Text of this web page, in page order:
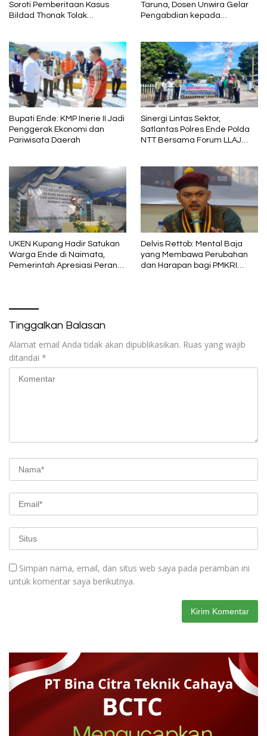
Soroti Pemberitaan Kasus
Bildad Thonak Tolak
Taruna, Dosen Unwira Gelar
Pengabdian kepada
Bupati Ende: KMP Inerie II Jadi
Penggerak Ekonomi dan
Pariwisata Daerah
Sinergi Lintas Sektor,
Satlantas Polres Ende Polda
NTT Bersama Forum LLAJ
UKEN Kupang Hadir Satukan
Warga Ende di Naimata,
Pemerintah Apresiasi Peran
Delvis Rettob: Mental Baja
yang Membawa Perubahan
dan Harapan bagi PMKRI
Tinggalkan Balasan
Alamat email Anda tidak akan dipublikasikan. Ruas yang wajib
ditandai *
Simpan nama, email, dan situs web saya pada peramban ini
untuk komentar saya berikutnya.